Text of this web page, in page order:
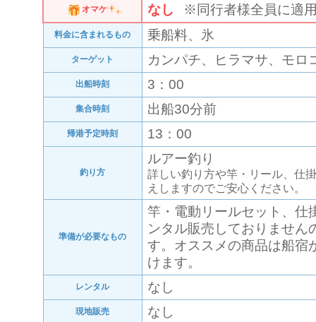
オマケ なし ※同行者様全員に適
料金に含まれるもの 乗船料、氷
ターゲット カンパチ、ヒラマサ、モロ
出船時刻 3：00
集合時刻 出船30分前
帰港予定時刻 13：00
釣り方
ルアー釣り
詳しい釣り方や竿・リール、仕
えしますのでご安心ください。
準備が必要なもの
竿・電動リールセット、
ンタル販売しておりません
す。オススメの商品は船宿
けます。
レンタル なし
現地販売 なし